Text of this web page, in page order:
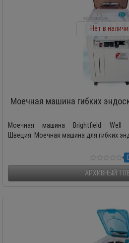
Нет в
Моечная машина гибких
Моечная машина Brightfield Well
Швеция Моечная машина для гибких
0
АРХИВНЫЙ